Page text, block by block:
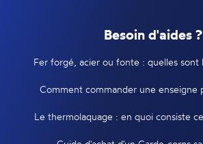
Besoin d'aides ?
Fer forgé, acier ou fonte : quelles sont
Comment commander une enseigne
Le thermolaquage : en quoi consiste